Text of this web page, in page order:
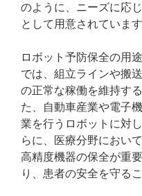
のように、ニーズに応
として用意されています
ロボット予防保全の用
では、組立ラインや搬
の正常な稼働を維持す
た、自動車産業や電子
業を行うロボットに対
らに、医療分野におい
高精度機器の保全が重
り、患者の安全を守る